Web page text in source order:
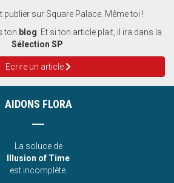
publier sur Square Palace. Même toi !
ton blog . Et si ton article plait, il ira dans la
Sélection SP
Ecrire un article
AIDONS FLORA
La soluce de
Illusion of Time
est incomplète.